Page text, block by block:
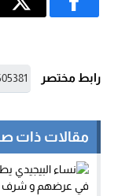
رابط مختصر
مقالات ذات